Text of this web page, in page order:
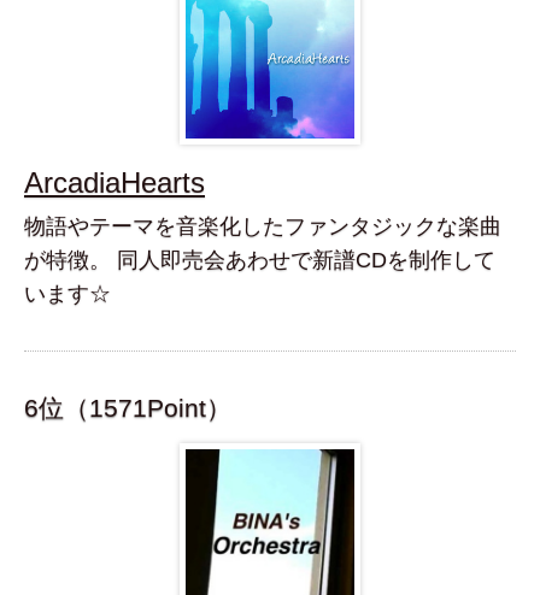
ArcadiaHearts
物語やテーマを音楽化したファンタジックな楽曲
が特徴。 同人即売会あわせで新譜CDを制作して
います☆
6位（1571Point）